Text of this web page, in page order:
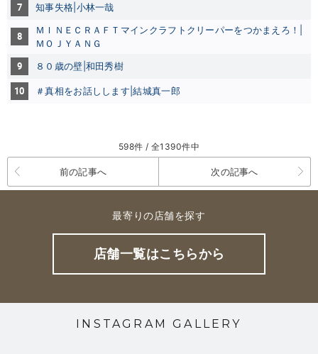
7 知事失格|小林一哉
8
ＭＩＮＥＣＲＡＦＴマインクラフトクリーパーをつかまえろ！|
ＭＯＪＹＡＮＧ
9 ８０歳の壁|和田秀樹
10 ＃真相をお話しします|結城真一郎
598件 / 全1390件中
前の記事へ 次の記事へ
最寄りの店舗を探す
店舗一覧はこちらから
INSTAGRAM GALLERY